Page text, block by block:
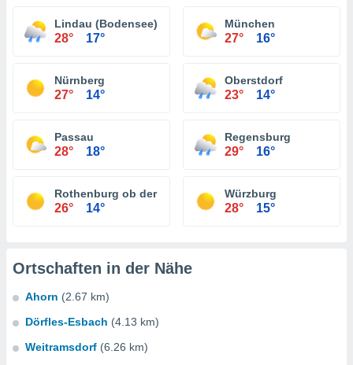
Lindau (Bodensee)
28° 17°
München
27° 16°
Nürnberg
27° 14°
Oberstdorf
23° 14°
Passau
28° 18°
Regensburg
29° 16°
Rothenburg ob der Tauber
26° 14°
Würzburg
28° 15°
Ortschaften in der Nähe
Ahorn (2.67 km)
Dörfles-Esbach (4.13 km)
Weitramsdorf (6.26 km)